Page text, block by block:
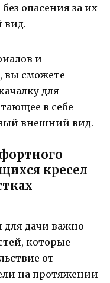
опасения за их
вид.
и
вы сможете
для
в себе
внешний вид.
кресел
для дачи важно
которые
от
на протяжении